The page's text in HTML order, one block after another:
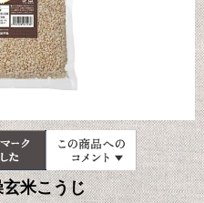
米こうじ